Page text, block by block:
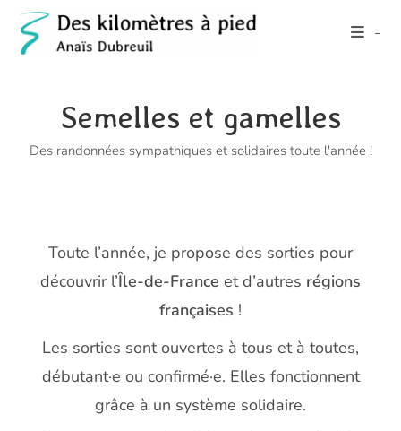
Skip
content
-
Semelles et gamelles
Des randonnées sympathiques et solidaires toute l'année !
Toute l’année, je propose des sorties pour
découvrir l’Île-de-France et d’autres régions
françaises !
Les sorties sont ouvertes à tous et à toutes,
débutant·e ou confirmé·e. Elles fonctionnent
grâce à un système solidaire.